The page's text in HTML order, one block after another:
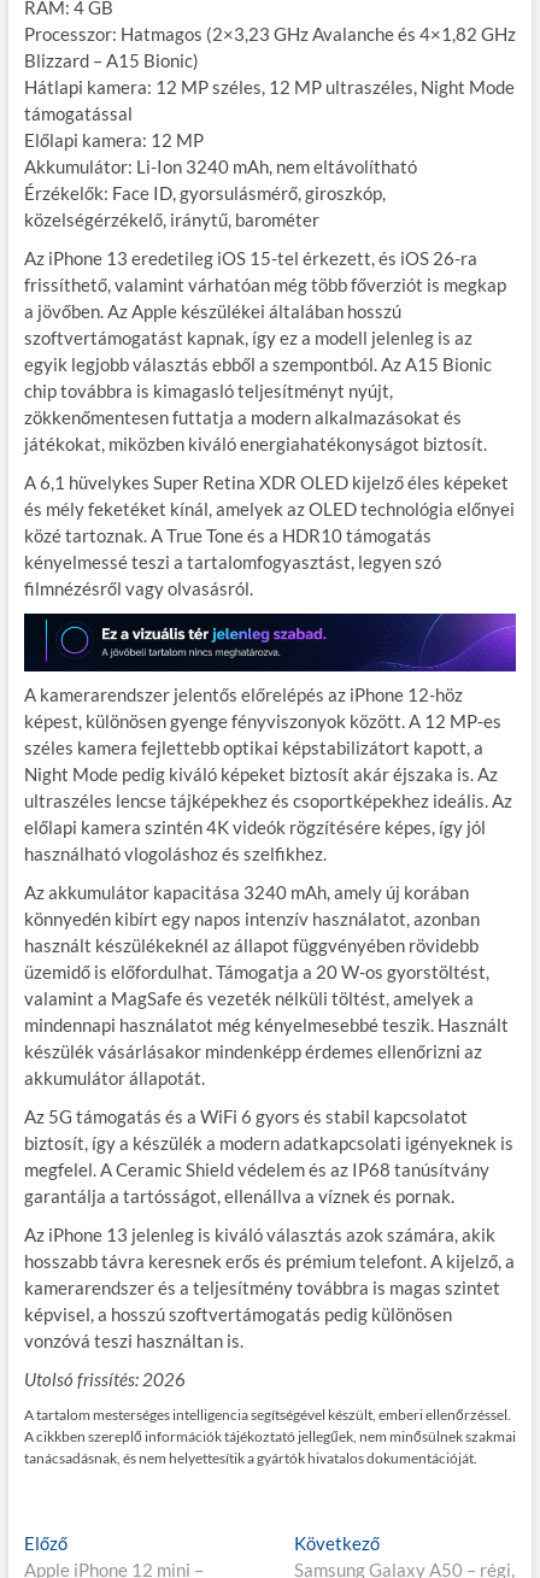
RAM: 4 GB
Processzor: Hatmagos (2×3,23 GHz Avalanche és 4×1,82 GHz
Blizzard – A15 Bionic)
Hátlapi kamera: 12 MP széles, 12 MP ultraszéles, Night Mode
támogatással
Előlapi kamera: 12 MP
Akkumulátor: Li-Ion 3240 mAh, nem eltávolítható
Érzékelők: Face ID, gyorsulásmérő, giroszkóp,
közelségérzékelő, iránytű, barométer
Az iPhone 13 eredetileg iOS 15-tel érkezett, és iOS 26-ra
frissíthető, valamint várhatóan még több főverziót is megkap
a jövőben. Az Apple készülékei általában hosszú
szoftvertámogatást kapnak, így ez a modell jelenleg is az
egyik legjobb választás ebből a szempontból. Az A15 Bionic
chip továbbra is kimagasló teljesítményt nyújt,
zökkenőmentesen futtatja a modern alkalmazásokat és
játékokat, miközben kiváló energiahatékonyságot biztosít.
A 6,1 hüvelykes Super Retina XDR OLED kijelző éles képeket
és mély feketéket kínál, amelyek az OLED technológia előnyei
közé tartoznak. A True Tone és a HDR10 támogatás
kényelmessé teszi a tartalomfogyasztást, legyen szó
filmnézésről vagy olvasásról.
A kamerarendszer jelentős előrelépés az iPhone 12-höz
képest, különösen gyenge fényviszonyok között. A 12 MP-es
széles kamera fejlettebb optikai képstabilizátort kapott, a
Night Mode pedig kiváló képeket biztosít akár éjszaka is. Az
ultraszéles lencse tájképekhez és csoportképekhez ideális. Az
előlapi kamera szintén 4K videók rögzítésére képes, így jól
használható vlogoláshoz és szelfikhez.
Az akkumulátor kapacitása 3240 mAh, amely új korában
könnyedén kibírt egy napos intenzív használatot, azonban
használt készülékeknél az állapot függvényében rövidebb
üzemidő is előfordulhat. Támogatja a 20 W-os gyorstöltést,
valamint a MagSafe és vezeték nélküli töltést, amelyek a
mindennapi használatot még kényelmesebbé teszik. Használt
készülék vásárlásakor mindenképp érdemes ellenőrizni az
akkumulátor állapotát.
Az 5G támogatás és a WiFi 6 gyors és stabil kapcsolatot
biztosít, így a készülék a modern adatkapcsolati igényeknek is
megfelel. A Ceramic Shield védelem és az IP68 tanúsítvány
garantálja a tartósságot, ellenállva a víznek és pornak.
Az iPhone 13 jelenleg is kiváló választás azok számára, akik
hosszabb távra keresnek erős és prémium telefont. A kijelző, a
kamerarendszer és a teljesítmény továbbra is magas szintet
képvisel, a hosszú szoftvertámogatás pedig különösen
vonzóvá teszi használtan is.
Utolsó frissítés: 2026
A tartalom mesterséges intelligencia segítségével készült, emberi ellenőrzéssel.
A cikkben szereplő információk tájékoztató jellegűek, nem minősülnek szakmai
tanácsadásnak, és nem helyettesítik a gyártók hivatalos dokumentációját.
Bejegyzés
ElőzőE
l
Apple iPhone 12 mini –
KövetkezőK
ö
Samsung Galaxy A50 – régi,